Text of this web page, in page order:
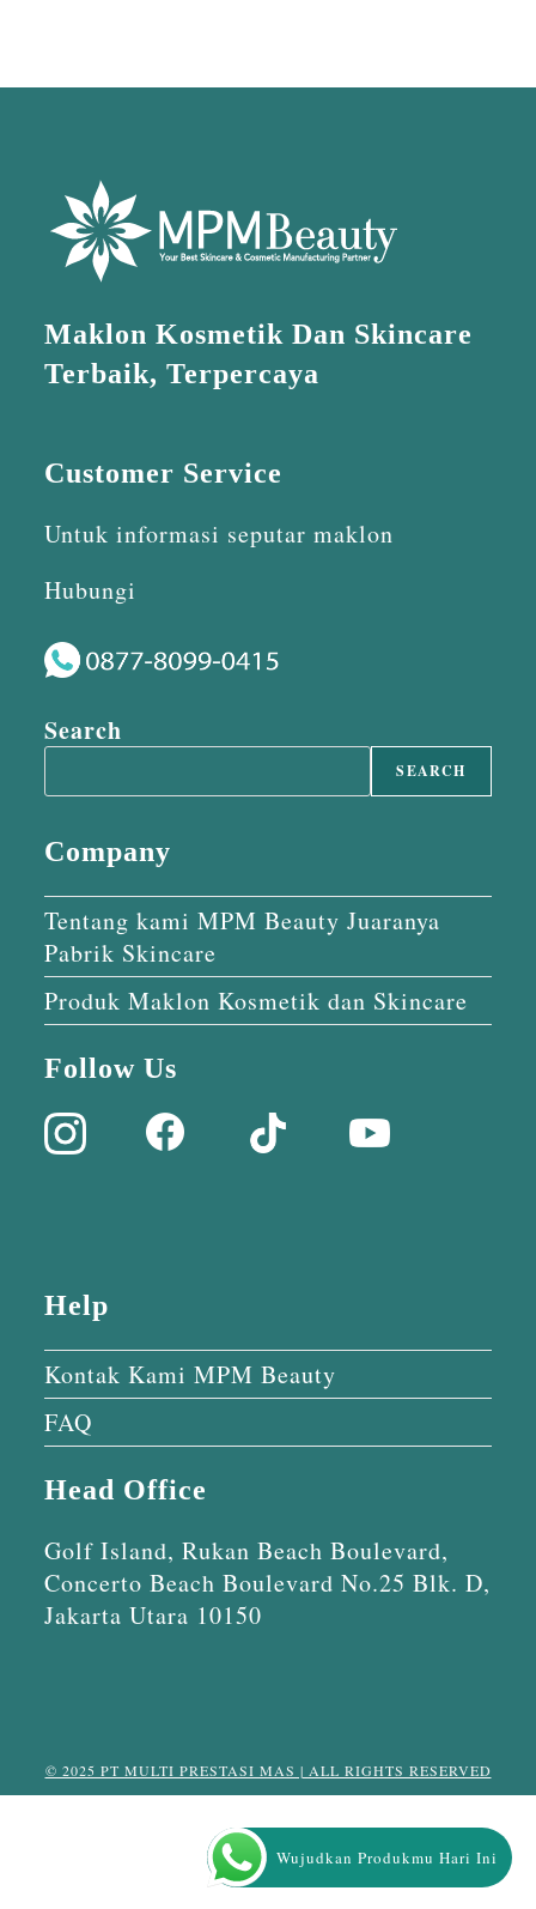
Maklon Kosmetik Dan Skincare
Terbaik, Terpercaya
Customer Service
Untuk informasi seputar maklon
Hubungi
Search
SEARCH
Company
Tentang kami MPM Beauty Juaranya
Pabrik Skincare
Produk Maklon Kosmetik dan Skincare
Follow Us
Help
Kontak Kami MPM Beauty
FAQ
Head Office
Golf Island, Rukan Beach Boulevard,
Concerto Beach Boulevard No.25 Blk. D,
Jakarta Utara 10150
© 2025 PT MULTI PRESTASI MAS | ALL RIGHTS RESERVED
Wujudkan Produkmu Hari Ini